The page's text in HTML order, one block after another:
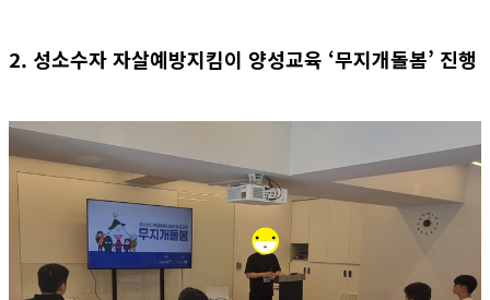
2. 성소수자 자살예방지킴이 양성교육 ‘무지개돌봄’ 진행